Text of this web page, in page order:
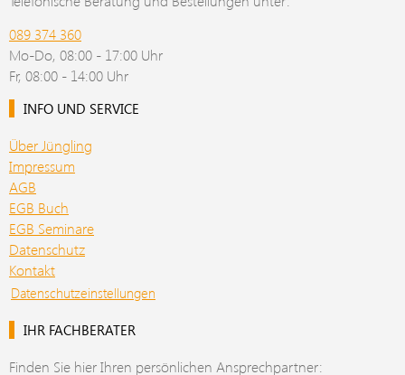
089 374 360
Mo-Do, 08:00 - 17:00 Uhr
Fr, 08:00 - 14:00 Uhr
INFO UND SERVICE
Über Jüngling
Impressum
AGB
EGB Buch
EGB Seminare
Datenschutz
Kontakt
Datenschutzeinstellungen
IHR FACHBERATER
Finden Sie hier Ihren persönlichen Ansprechpartner: